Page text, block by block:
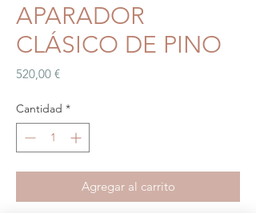
APARADOR
CLÁSICO DE PINO
520,00 €Precio
Cantidad *
Agregar al carrito